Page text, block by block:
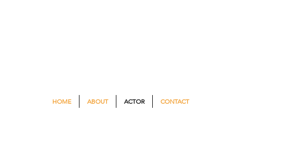
HOME ABOUT ACTOR CONTACT